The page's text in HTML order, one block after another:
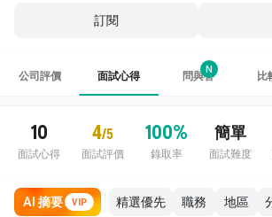
訂閱
公司評價 面試心得 問與答
N
比
10
面試心得
4/5
面試評價
100%
錄取率
簡單
面試難度
AI 摘要 VIP 職務 地區